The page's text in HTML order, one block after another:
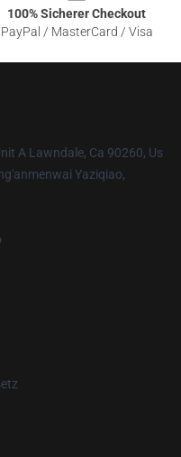
100% Sicherer Checkout
PayPal / MasterCard / Visa
A Lawndale, Ca 90260, Us
Yaziqiao,